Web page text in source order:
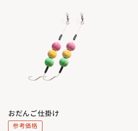
おだんご仕掛け
参考価格